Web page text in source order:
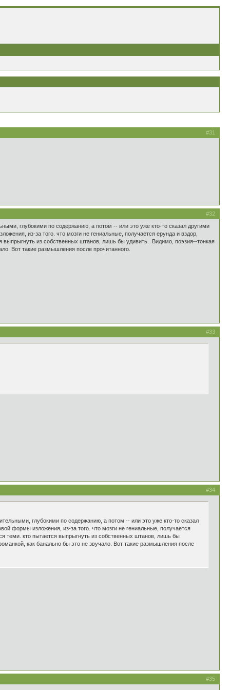
#31
#32
глубокими по содержанию, а потом -- или это уже кто-то сказал другими
из-за того. что мозги не гениальные, получается ерунда и вздор,
из собственных штанов, лишь бы удивить. Видимо, поэзия--тонкая
Вот такие размышления после прочитанного.
#33
#34
глубокими по содержанию, а потом -- или это уже кто-то сказал
формы изложения, из-за того. что мозги не гениальные, получается
теми. кто пытается выпрыгнуть из собственных штанов, лишь бы
как банально бы это не звучало. Вот такие размышления после
#35